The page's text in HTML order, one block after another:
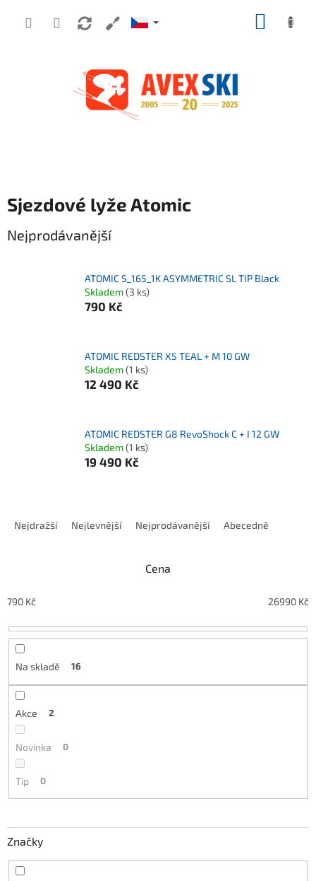
Sjezdové lyže Atomic
Nejprodávanější
ATOMIC S_165_1K ASYMMETRIC SL TIP Black
Skladem(3 ks)
790 Kč
ATOMIC REDSTER X5 TEAL + M 10 GW
Skladem(1 ks)
12 490 Kč
ATOMIC REDSTER G8 RevoShock C + I 12 GW
Skladem(1 ks)
19 490 Kč
Nejdražší Nejlevnější Nejprodávanější Abecedně
Cena
790 Kč 26990 Kč
Na skladě 16
Akce 2
Novinka 0
Tip 0
Značky